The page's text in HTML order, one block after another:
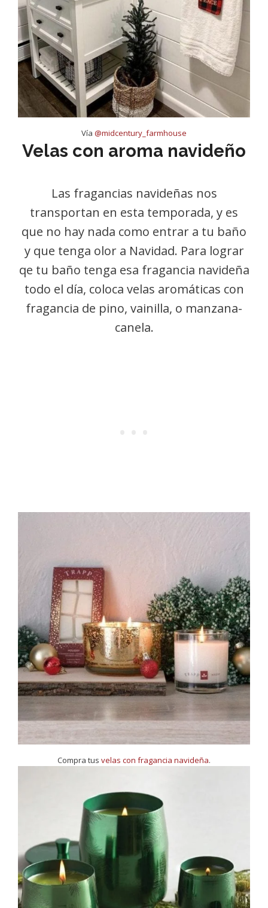
Vía @midcentury_farmhouse
Velas con aroma navideño
Las fragancias navideñas nos
transportan en esta temporada, y es
que no hay nada como entrar a tu baño
y que tenga olor a Navidad. Para lograr
qe tu baño tenga esa fragancia navideña
todo el día, coloca velas aromáticas con
fragancia de pino, vainilla, o manzana-
canela.
Compra tus velas con fragancia navideña.